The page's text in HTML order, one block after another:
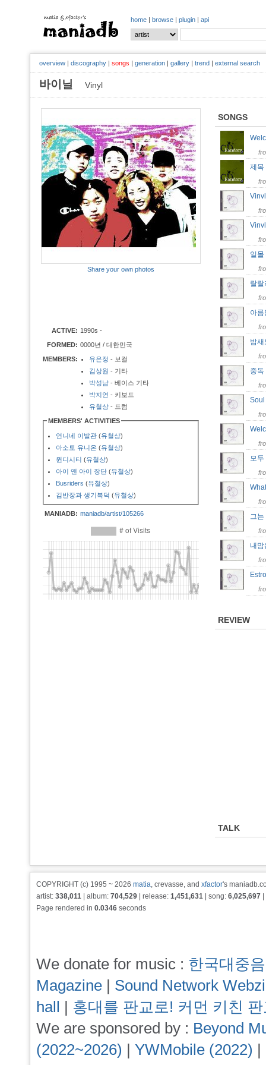
home | browse | plugin | api
overview | discography | songs | generation | gallery | trend | external search
바이닐 Vinyl
Share your own photos
ACTIVE: 1990s -
FORMED: 0000년 / 대한민국
MEMBERS:
유은정 - 보컬
김상원 - 기타
박성남 - 베이스 기타
박지연 - 키보드
유철상 - 드럼
MEMBERS' ACTIVITIES
언니네 이발관 (유철상)
아소토 유니온 (유철상)
윈디시티 (유철상)
아이 앤 아이 장단 (유철상)
Busriders (유철상)
김반장과 생기복덕 (유철상)
MANIADB: maniadb/artist/105266
SONGS
제
일
랄
아
밤
중
모
그
내
REVIEW
TALK
COPYRIGHT (c) 1995 ~ 2026 matia, crevasse, and xfactor's
artist: 338,011 | album: 704,529 | release: 1,451,631 | song: 6,025,697
Page rendered in 0.0346 seconds
We donate for music : 한국대중
Magazine | Sound Network
hall | 홍대를 판교로! 커먼 키친
We are sponsored by : Beyond
(2022~2026) | YWMobile (2022) |